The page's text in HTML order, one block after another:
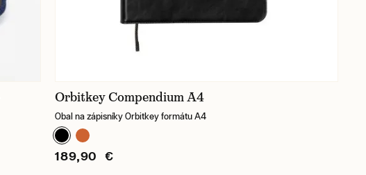
Orbitkey Compendium A4
Obal na zápisníky Orbitkey formátu A4
189,90 €